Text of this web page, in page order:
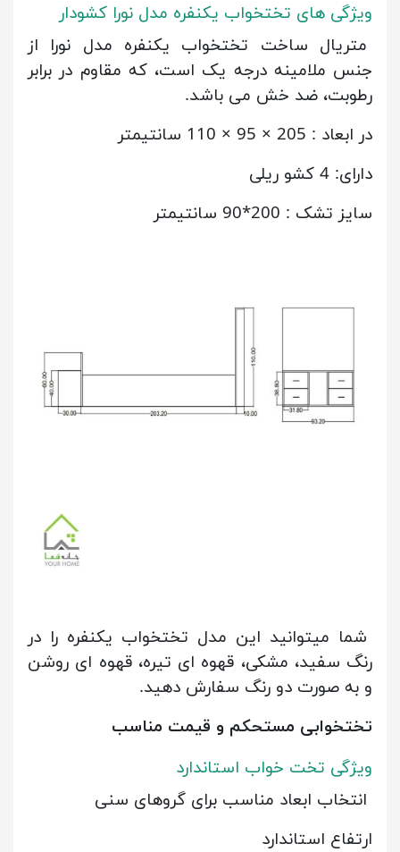
ویژگی های تختخواب یکنفره مدل نورا کشودار
متریال ساخت تختخواب یکنفره مدل نورا از
جنس ملامینه درجه یک است، که مقاوم در برابر
رطوبت، ضد خش می باشد.
در ابعاد : 205 × 95 × 110 سانتیمتر
دارای: 4 کشو ریلی
سایز تشک : 200*90 سانتیمتر
شما میتوانید این مدل تختخواب یکنفره را در
رنگ سفید، مشکی، قهوه ای تیره، قهوه ای روشن
و به صورت دو رنگ سفارش دهید.
تختخوابی مستحکم و قیمت مناسب
ویژگی تخت خواب استاندارد
انتخاب ابعاد مناسب برای گروهای سنی
ارتفاع استاندارد